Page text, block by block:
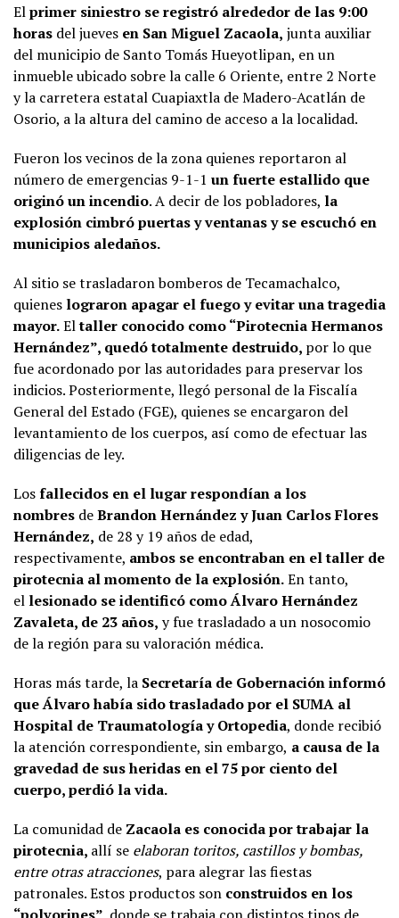
Elprimer siniestro se registró alrededor de las 9:00
horas del jueves en San Miguel Zacaola, junta auxiliar
del municipio de Santo Tomás Hueyotlipan, en un
inmueble ubicado sobre la calle 6 Oriente, entre 2 Norte
y la carretera estatal Cuapiaxtla de Madero-Acatlán de
Osorio, a la altura del camino de acceso a la localidad.
Fueron los vecinos de la zona quienes reportaron al
número de emergencias 9-1-1 un fuerte estallido que
originó un incendio. A decir de los pobladores, la
explosión cimbró puertas y ventanas y se escuchó en
municipios aledaños.
Al sitio se trasladaron bomberos de Tecamachalco,
quienes lograron apagar el fuego y evitar una tragedia
mayor.Eltaller conocido como “Pirotecnia Hermanos
Hernández”, quedó totalmente destruido, por lo que
fue acordonado por las autoridades para preservar los
indicios. Posteriormente, llegó personal de la Fiscalía
General del Estado (FGE), quienes se encargaron del
levantamiento de los cuerpos, así como de efectuar las
diligencias de ley.
Losfallecidos en el lugar respondían a los
nombres deBrandon Hernández y Juan Carlos Flores
Hernández, de 28 y 19 años de edad,
respectivamente, ambos se encontraban en el taller de
pirotecnia al momento de la explosión.En tanto,
el lesionado se identificó como Álvaro Hernández
Zavaleta, de 23 años, y fue trasladado a un nosocomio
de la región para su valoración médica.
Horas más tarde, la Secretaría de Gobernación informó
que Álvaro había sido trasladado por el SUMA al
Hospital de Traumatología y Ortopedia, donde recibió
la atención correspondiente, sin embargo, a causa de la
gravedad de sus heridas en el 75 por ciento del
cuerpo, perdió la vida.
La comunidad de Zacaola es conocida por trabajar la
pirotecnia, allí se elaboran toritos, castillos y bombas,
entre otras atracciones, para alegrar las fiestas
patronales. Estos productos son construidos en los